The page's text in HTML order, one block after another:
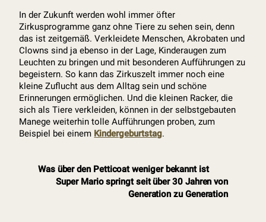
In der Zukunft werden wohl immer öfter
Zirkusprogramme ganz ohne Tiere zu sehen sein, denn
das ist zeitgemäß. Verkleidete Menschen, Akrobaten und
Clowns sind ja ebenso in der Lage, Kinderaugen zum
Leuchten zu bringen und mit besonderen Aufführungen zu
begeistern. So kann das Zirkuszelt immer noch eine
kleine Zuflucht aus dem Alltag sein und schöne
Erinnerungen ermöglichen. Und die kleinen Racker, die
sich als Tiere verkleiden, können in der selbstgebauten
Manege weiterhin tolle Aufführungen proben, zum
Beispiel bei einem Kindergeburtstag.
Was über den Petticoat weniger bekannt ist
Super Mario springt seit über 30 Jahren von
Generation zu Generation